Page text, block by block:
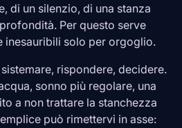
di un silenzio, di una stanza
Per questo serve
inesauribili solo per orgoglio.
rispondere, decidere.
sonno più regolare, una
a non trattare la stanchezza
può rimettervi in asse: